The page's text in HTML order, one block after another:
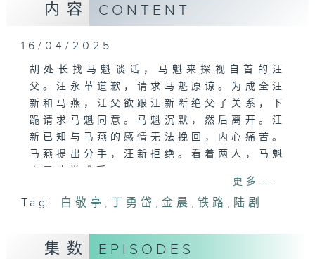
内容 CONTENT
16/04/2025
胡处长找马魁谈话，马魁来探视自首的汪
父。汪永革道歉，请求马魁原谅。为成全汪
新和马燕，汪父欲跟汪新断绝父子关系，下
跪请求马魁同意。马魁沉默，然后离开。汪
新已知与马燕的感情无法挽回，内心痛苦。
马燕提出分手，汪新拒绝。看着两人，马魁
更多...
Tag: 白敬亭 , 丁勇岱 ,金晨 ,铁路 , 陆剧
集数 EPISODES